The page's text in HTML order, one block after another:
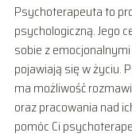
Psychoterapeuta to
psychologiczną. Jego
sobie z
pojawiają się w życiu.
ma możliwość
oraz pracowania nad
pomóc Ci